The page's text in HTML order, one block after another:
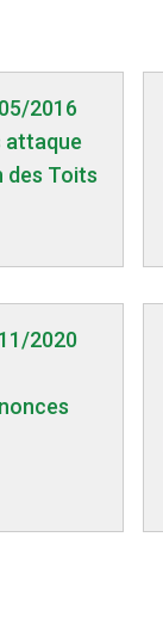
2016
attaque
des Toits
2020